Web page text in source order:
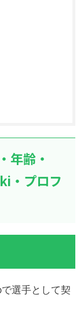
年齢・
・プロフ
選手として契